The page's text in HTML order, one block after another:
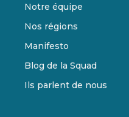
Notre équipe
Nos régions
Manifesto
Blog de la Squad
Ils parlent de nous